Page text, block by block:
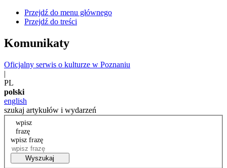
Przejdź do menu głównego
Przejdź do treści
Komunikaty
Oficjalny serwis o kulturze w Poznaniu
|
PL
polski
english
szukaj artykułów i wydarzeń
wpisz
frazę
wpisz frazę
Wyszukaj